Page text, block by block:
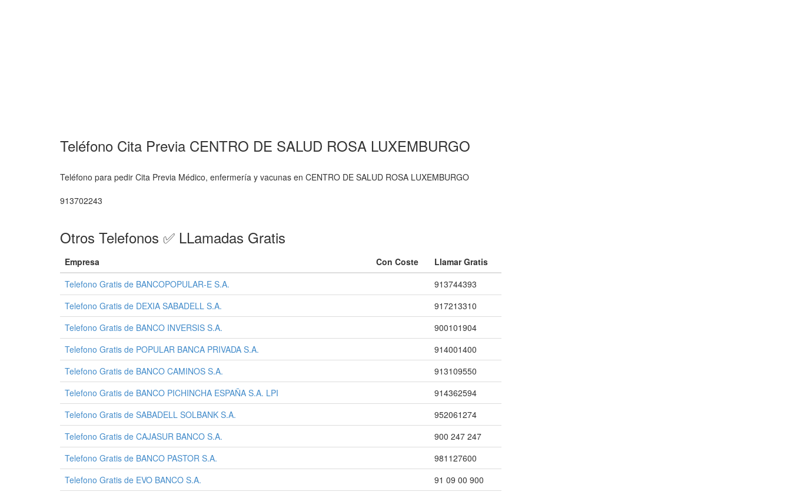
Teléfono Cita Previa CENTRO DE SALUD ROSA LUXEMBURGO
Teléfono para pedir Cita Previa Médico, enfermería y vacunas en CENTRO DE SALUD ROSA LUXEMBURGO
913702243
Otros Telefonos ✅ LLamadas Gratis
Empresa Con Coste
Llamar Gratis
Telefono Gratis de BANCOPOPULAR-E S.A.
913744393
Telefono Gratis de DEXIA SABADELL S.A.
917213310
Telefono Gratis de BANCO INVERSIS S.A.
900101904
Telefono Gratis de POPULAR BANCA PRIVADA S.A.
914001400
Telefono Gratis de BANCO CAMINOS S.A.
913109550
Telefono Gratis de BANCO PICHINCHA ESPAÑA S.A. LPI
914362594
Telefono Gratis de SABADELL SOLBANK S.A.
952061274
Telefono Gratis de CAJASUR BANCO S.A.
900 247 247
Telefono Gratis de BANCO PASTOR S.A.
981127600
Telefono Gratis de EVO BANCO S.A.
91 09 00 900